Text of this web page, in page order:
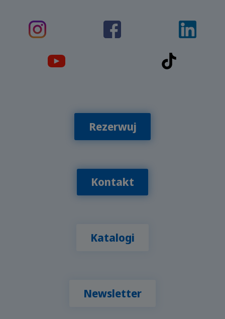
Rezerwuj
Kontakt
Katalogi
Newsletter